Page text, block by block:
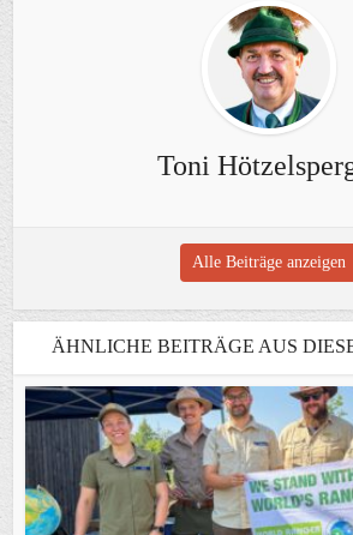
Toni
Alle Beiträge anzeigen
ÄHNLICHE BEITRÄGE AUS